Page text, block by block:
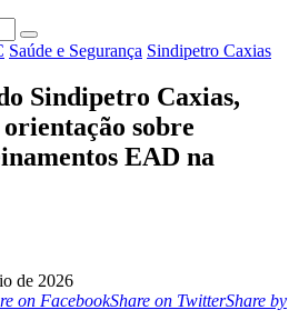
Saúde e Segurança Sindipetro Caxias
Sindipetro Caxias,
sobre
EAD na
de 2026
on FacebookShare on TwitterShare by